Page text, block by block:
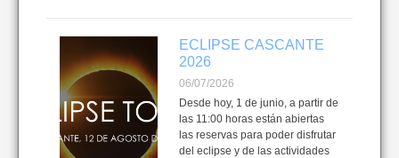
ECLIPSE CASCANTE
2026
06/07/2026
Desde hoy, 1 de junio, a partir de
las 11:00 horas están abiertas
las reservas para poder disfrutar
del eclipse y de las actividades